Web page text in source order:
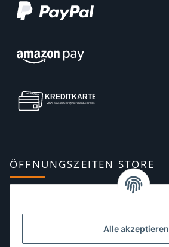
Alle akzeptieren
ÖFFNUNGSZEITEN STORE
10:00–13:00, 14:00–18:00 Uhr
Dienstag:10:00–13:00, 14:00–16:00 Uhr